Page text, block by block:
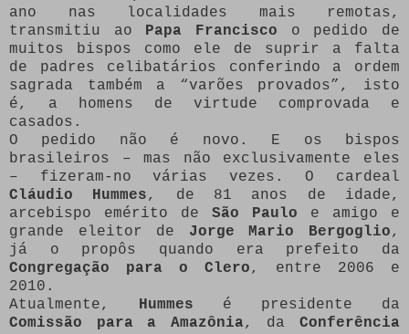
ano nas localidades mais remotas,
transmitiu ao Papa Francisco o pedido de
muitos bispos como ele de suprir a falta
de padres celibatários conferindo a ordem
sagrada também a “varões provados”, isto
é, a homens de virtude comprovada e
casados.
O pedido não é novo. E os bispos
brasileiros – mas não exclusivamente eles
– fizeram-no várias vezes. O cardeal
Cláudio Hummes, de 81 anos de idade,
arcebispo emérito de São Paulo e amigo e
grande eleitor de Jorge Mario Bergoglio,
já o propôs quando era prefeito da
Congregação para o Clero, entre 2006 e
2010.
Atualmente, Hummes é presidente da
Comissão para a Amazônia, daConferência